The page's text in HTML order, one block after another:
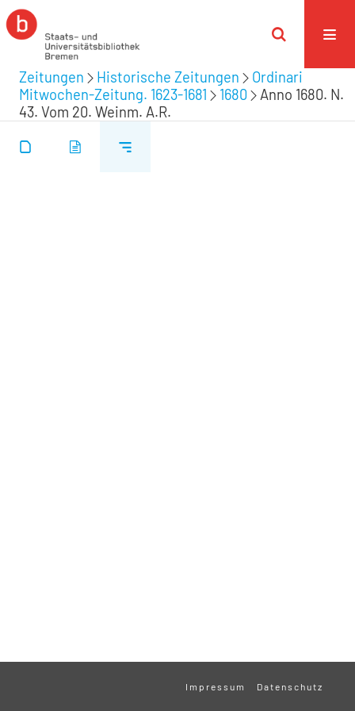
Zeitungen Historische Zeitungen
Ordinari
Mitwochen-Zeitung. 1623-1681
1680
Anno 1680. N.
43. Vom 20. Weinm. A.R.
Impressum Datenschutz